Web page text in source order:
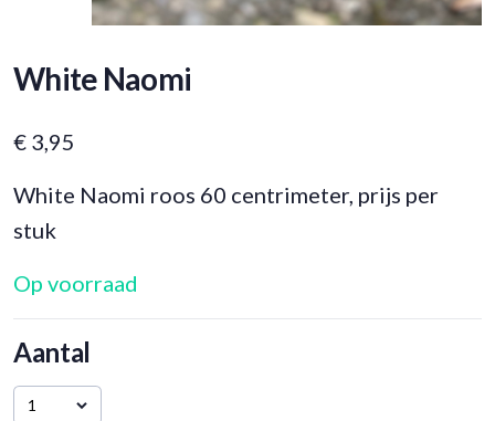
White Naomi
€ 3,95
White Naomi roos 60 centrimeter, prijs per
stuk
Op voorraad
Aantal
1